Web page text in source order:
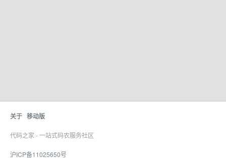
关于 移动版
代码之家 - 一站式码农服务社区
沪ICP备11025650号